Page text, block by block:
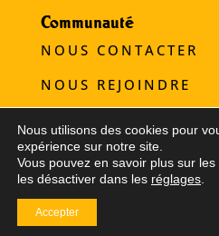
Communauté
NOUS CONTACTER
NOUS REJOINDRE
Refugee Food © 2025
Mentions légales|Crédits
Nous utilisons des cookies pour
expérience sur notre site.
Vous pouvez en savoir plus sur
les désactiver dans les réglages
Accepter